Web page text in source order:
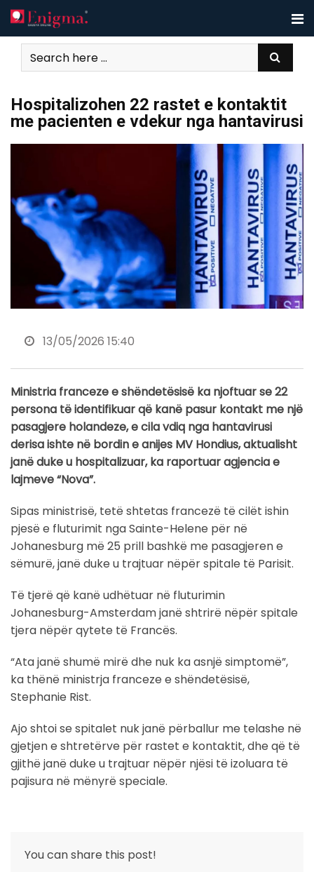
Skip
to
content
Hospitalizohen 22 rastet e kontaktit
me pacienten e vdekur nga hantavirusi
13/05/2026 15:40
Ministria franceze e shëndetësisë ka njoftuar se 22
persona të identifikuar që kanë pasur kontakt me një
pasagjere holandeze, e cila vdiq nga hantavirusi
derisa ishte në bordin e anijes MV Hondius, aktualisht
janë duke u hospitalizuar, ka raportuar agjencia e
lajmeve “Nova”.
Sipas ministrisë, tetë shtetas francezë të cilët ishin
pjesë e fluturimit nga Sainte-Helene për në
Johanesburg më 25 prill bashkë me pasagjeren e
sëmurë, janë duke u trajtuar nëpër spitale të Parisit.
Të tjerë që kanë udhëtuar në fluturimin
Johanesburg-Amsterdam janë shtrirë nëpër spitale
tjera nëpër qytete të Francës.
“Ata janë shumë mirë dhe nuk ka asnjë simptomë”,
ka thënë ministrja franceze e shëndetësisë,
Stephanie Rist.
Ajo shtoi se spitalet nuk janë përballur me telashe në
gjetjen e shtretërve për rastet e kontaktit, dhe që të
gjithë janë duke u trajtuar nëpër njësi të izoluara të
pajisura në mënyrë speciale.
You can share this post!